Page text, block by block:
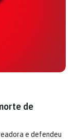
de
e defendeu